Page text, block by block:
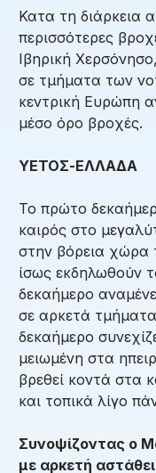
Κατα τη διάρκεια
περισσότερες
Ιβηρική
σε τμήματα των
κεντρική Ευρώπη
μέσο όρο βροχές.
ΥΕΤΟΣ-ΕΛΛΑΔΑ
Το πρώτο
καιρός στο
στην βόρεια χώρα
ίσως εκδηλωθούν
δεκαήμερο
σε αρκετά
δεκαήμερο
μειωμένη στα
βρεθεί κοντά στα
και τοπικά λίγο
Συνοψίζοντας ο
με αρκετή